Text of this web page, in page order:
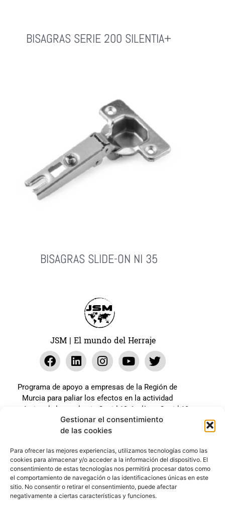
Gestionar el consentimiento
de las cookies
Para ofrecer las mejores experiencias, utilizamos tecnologías como las
cookies para almacenar y/o acceder a la información del dispositivo. El
consentimiento de estas tecnologías nos permitirá procesar datos como
el comportamiento de navegación o las identificaciones únicas en este
sitio. No consentir o retirar el consentimiento, puede afectar
negativamente a ciertas características y funciones.
BISAGRAS SERIE 200 SILENTIA+
BISAGRAS SLIDE-ON NI 35
JSM | El mundo del Herraje
Programa de apoyo a empresas de la Región de
Murcia para paliar los efectos en la actividad
económica de la pandemia Covid-19. La línea Covid-19
coste cero cofinanciada por la unión europea.
Expediente: 2020.07.COSI.0483
Web desarrollada gracias al Programa Kit Digital
Cofinanciado por los Fondos Next Generation (EU) del